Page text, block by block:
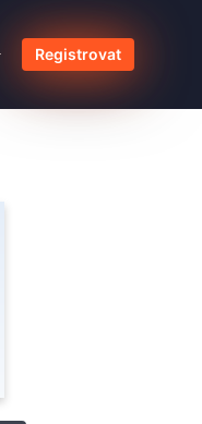
Čeština
Registrovat